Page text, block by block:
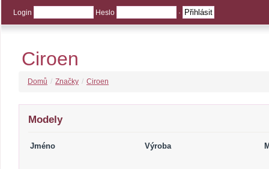
Login Heslo ·
Ciroen
Domů / Značky / Ciroen
Modely
Jméno Výroba